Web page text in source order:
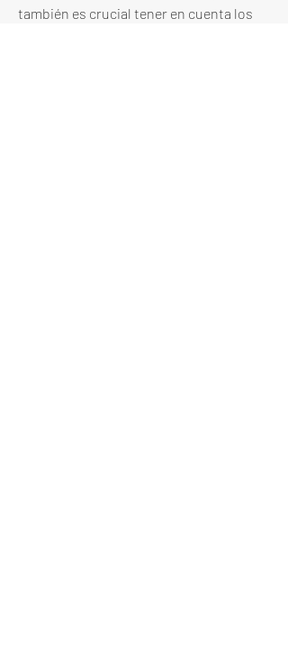
también es crucial tener en cuenta los